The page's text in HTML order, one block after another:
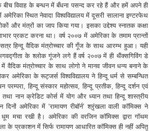
बीच विवाह के बन्धन में बँधना पसन्द कर रहे हैं और हमें अपने ही
अमेरिका स्थित नेवादा विश्वविद्यालय में दूसरी सालाना इण्टरफेथ
और मंत्रों का जाप किया गया। इसका उद्देश्य स्नातक कक्षा
प्रकट करना था। वर्ष २००७ में अमेरिका के तमाम प्रान्तों
सत्र हिन्दू वैदिक मंत्रोच्चार की गूँज के साथ आरम्भ हुआ। यही
के श्लोक गूंजने लगे हैं वर्ष २००७ में ही थैंक्सगिविंग डे
में वैदिक मंत्रोच्चार के साथ लोगो ने मानव जीवन धन्य बनाने के
अमेरिका के रूट्जर्स विश्वविद्यालय ने हिन्दू धर्म से सम्बन्धित
परम्परा,हिन्दू संस्कार महोत्सव,हिन्दू प्रतीक,हिन्दू दर्शन एवं
तथा नान क्रेडिट कोर्स में योग और ध्यान तथा हिन्दू शास्त्रीय
दिनों अमेरिका में‘रामायण रीबॉर्न’श्रृंखला वाली कॉमिक्स ने
धूम मचा रखी है। अमेरिका की वरजिन कॉमिक्स द्वारा गॉथम
के प्रकाशन में सिर्फ रामायण आधारित कॉमिक्स ही नहीं अपितु